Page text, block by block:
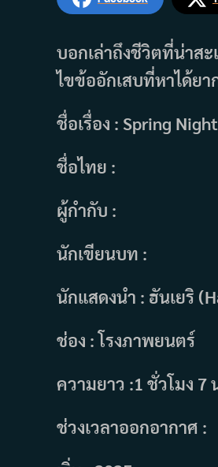
บอกเล่าถึงชีวิตที่น่าส
ไขข้ออักเสบที่หาได้ย
ชื่อเรื่อง : Spring
ชื่อไทย :
ผู้กำกับ :
นักเขียนบท :
นักแสดงนำ : ฮันเยริ
ช่อง : โรงภาพยนตร์
ความยาว :1 ชั่วโมง 7
ช่วงเวลาออกอากาศ :